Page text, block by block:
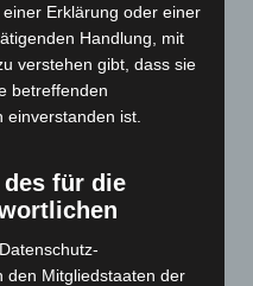
Erklärung oder einer
Handlung, mit
verstehen gibt, dass sie
betreffenden
ist.
für die
den Mitgliedstaaten der